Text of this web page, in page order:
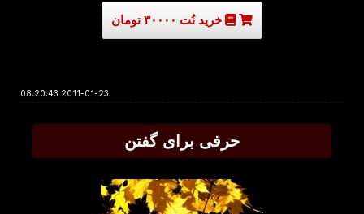
خرید نُت ۳۰۰۰۰ تومان
2011-01-23 08:20:43
حرفی برای گفتن